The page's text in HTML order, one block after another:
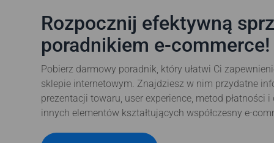
Rozpocznij efektywną
poradnikiem e-commerce!
Pobierz darmowy poradnik, który ułatwi Ci
sklepie internetowym. Znajdziesz w nim przydatne
prezentacji towaru, user experience, metod płatności
innych elementów kształtujących współczesny e-